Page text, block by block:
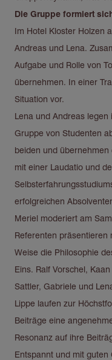
Die Gruppe formiert
Im Hotel Kloster Holzen
Andreas und Lena.
Aufgabe und Rolle von
übernehmen. In einer
Situation vor.
Lena und Andreas
Gruppe von Studenten
beiden und
mit einer Laudatio und
erfolgreichen
Meriel moderiert am
Referenten
Weise die Philosophie
Eins. Ralf Vorschel,
Sattler, Gabriele und
Lippe laufen zur
Beiträge eine
Resonanz auf ihre
Entspannt und mit